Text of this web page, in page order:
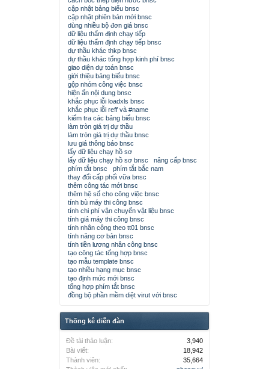
cập nhật bảng biểu bnsc
cập nhật phiên bản mới bnsc
dùng nhiều bộ đơn giá bnsc
dữ liệu thẩm định chạy tiếp
dữ liệu thẩm định chạy tiếp bnsc
dự thầu khác thkp bnsc
dự thầu khác tổng hợp kinh phí bnsc
giao diện dự toán bnsc
giới thiệu bảng biểu bnsc
gộp nhóm công việc bnsc
hiện ẩn nội dung bnsc
khắc phục lỗi loadxls bnsc
khắc phục lỗi reff và #name
kiểm tra các bảng biểu bnsc
làm tròn giá trị dự thầu
làm tròn giá trị dự thầu bnsc
lưu giá thông báo bnsc
lấy dữ liệu chạy hồ sơ
lấy dữ liệu chạy hồ sơ bnsc
nâng cấp bnsc
phím tắt bnsc
phím tắt bắc nam
thay đổi cấp phối vữa bnsc
thêm công tác mới bnsc
thêm hệ số cho công việc bnsc
tính bù máy thi công bnsc
tính chi phí vận chuyển vật liệu bnsc
tính giá máy thi công bnsc
tính nhân công theo tt01 bnsc
tính năng cơ bản bnsc
tính tiền lương nhân công bnsc
tạo công tác tổng hợp bnsc
tạo mẫu template bnsc
tạo nhiều hạng mục bnsc
tạo định mức mới bnsc
tổng hợp phím tắt bnsc
đồng bộ phần mềm diệt virut với bnsc
Thống kê diễn đàn
Đề tài thảo luận:
3,940
Bài viết:
18,942
Thành viên:
35,664